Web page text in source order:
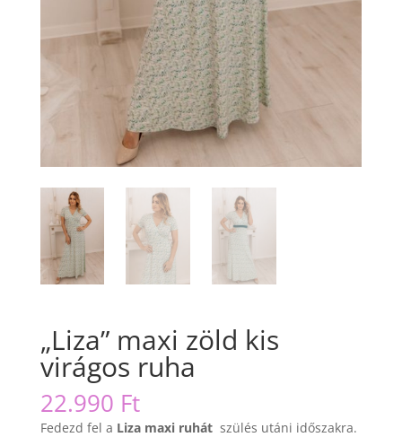
„Liza” maxi zöld kis
virágos ruha
22.990 Ft
Fedezd fel a Liza maxi ruhát szülés utáni időszakra.